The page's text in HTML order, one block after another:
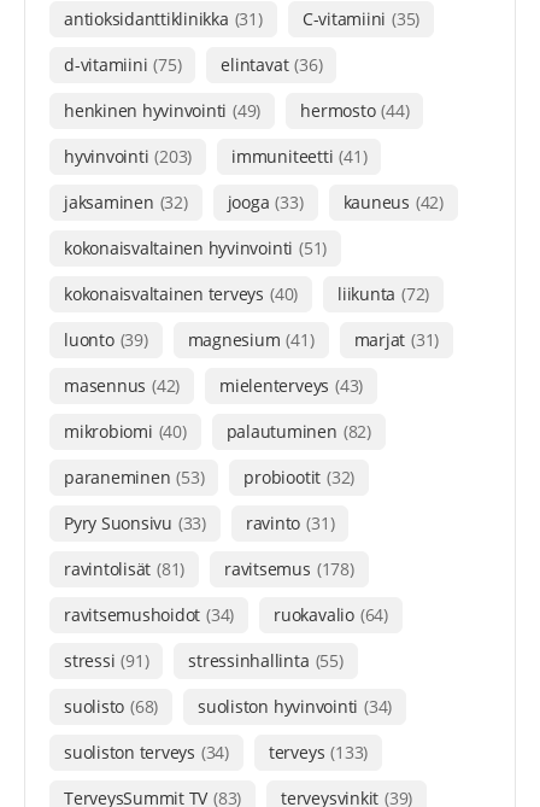
antioksidanttiklinikka (31) C-vitamiini (35)
d-vitamiini (75) elintavat (36)
henkinen hyvinvointi (49) hermosto (44)
hyvinvointi (203) immuniteetti (41)
jaksaminen (32) jooga (33) kauneus (42)
kokonaisvaltainen hyvinvointi (51)
kokonaisvaltainen terveys (40) liikunta (72)
luonto (39) magnesium (41) marjat (31)
masennus (42) mielenterveys (43)
mikrobiomi (40) palautuminen (82)
paraneminen (53) probiootit (32)
Pyry Suonsivu (33) ravinto (31)
ravintolisät (81) ravitsemus (178)
ravitsemushoidot (34) ruokavalio (64)
stressi (91) stressinhallinta (55)
suolisto (68) suoliston hyvinvointi (34)
suoliston terveys (34) terveys (133)
TerveysSummit TV (83) terveysvinkit (39)